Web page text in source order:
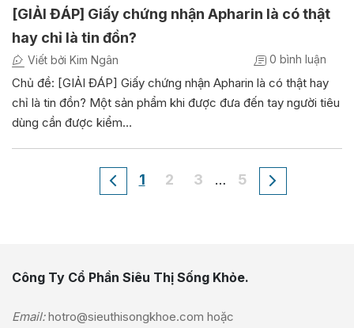
[GIẢI ĐÁP] Giấy chứng nhận Apharin là có thật
hay chỉ là tin đồn?
Viết bởi Kim Ngân 0 bình luận
Chủ đề: [GIẢI ĐÁP] Giấy chứng nhận Apharin là có thật hay
chỉ là tin đồn? Một sản phẩm khi được đưa đến tay người tiêu
dùng cần được kiểm…
1 2 3 … 5
Công Ty Cổ Phần Siêu Thị Sống Khỏe.
Email: hotro@sieuthisongkhoe.com hoặc